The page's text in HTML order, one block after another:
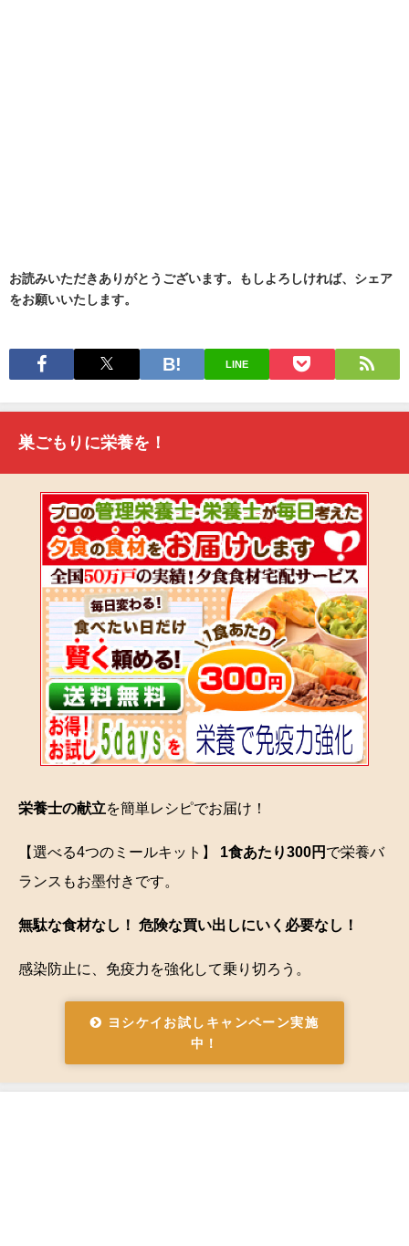
お読みいただきありがとうございます。もしよろしければ、シェア
をお願いいたします。
LINE
巣ごもりに栄養を！
栄養士の献立を簡単レシピでお届け！
【選べる4つのミールキット】 1食あたり300円 で栄養バ
ランスもお墨付きです。
無駄な食材なし！ 危険な買い出しにいく必要なし！
感染防止に、免疫力を強化して乗り切ろう。
ヨシケイお試しキャンペーン実施
中！